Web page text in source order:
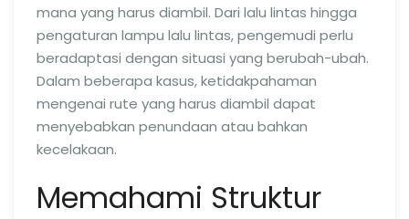
mana yang harus diambil. Dari lalu lintas hingga
pengaturan lampu lalu lintas, pengemudi perlu
beradaptasi dengan situasi yang berubah-ubah.
Dalam beberapa kasus, ketidakpahaman
mengenai rute yang harus diambil dapat
menyebabkan penundaan atau bahkan
kecelakaan.
Memahami Struktur